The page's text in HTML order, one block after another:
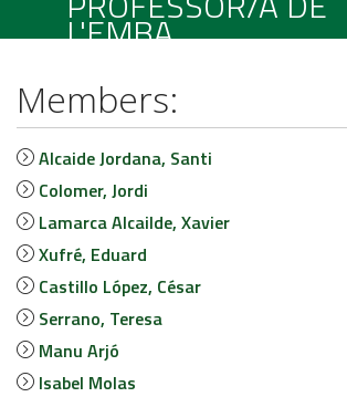
SOBRE NOSALTRES
RECERCA
PROGRAMES
NOTÍCIES
ACTIVITATS
JOB MARKET
SEARCH SITE
L'EMBA
Alcaide Jordana, Santi
Colomer, Jordi
Lamarca Alcailde, Xavier
Xufré, Eduard
Castillo López, César
Serrano, Teresa
Manu Arjó
Isabel Molas